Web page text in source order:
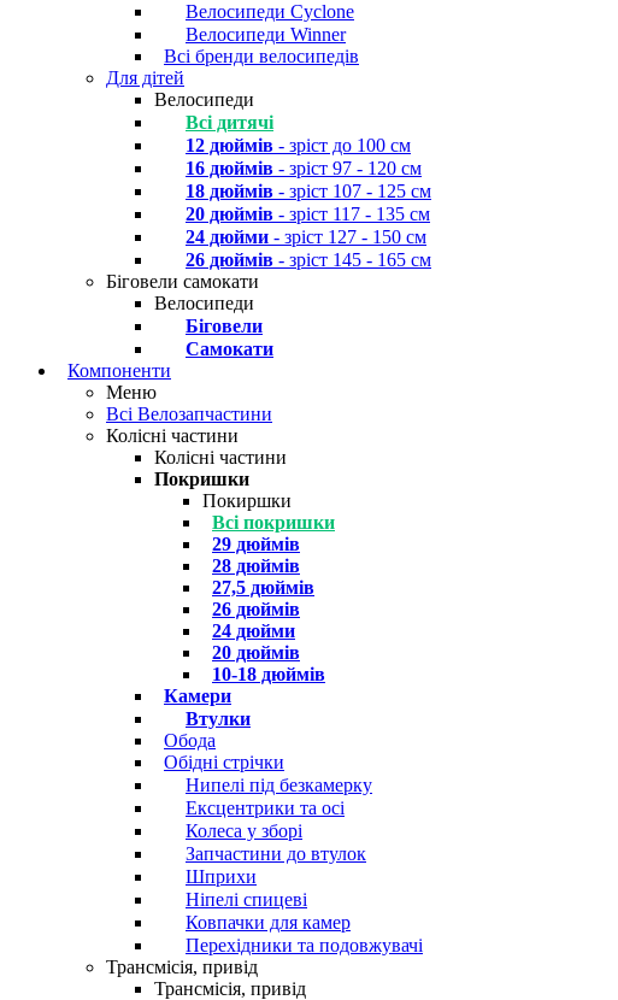
Велосипеди Cyclone
Велосипеди Winner
Всі бренди велосипедів
Для дітей
Велосипеди
Всі дитячі
12 дюймів - зріст до 100 см
16 дюймів - зріст 97 - 120 см
18 дюймів - зріст 107 - 125 см
20 дюймів - зріст 117 - 135 см
24 дюйми - зріст 127 - 150 см
26 дюймів - зріст 145 - 165 см
Біговели самокати
Велосипеди
Біговели
Самокати
Компоненти
Меню
Всі Велозапчастини
Колісні частини
Колісні частини
Покришки
Покиршки
Всі покришки
29 дюймів
28 дюймів
27,5 дюймів
26 дюймів
24 дюйми
20 дюймів
10-18 дюймів
Камери
Втулки
Обода
Обідні стрічки
Нипелі під безкамерку
Ексцентрики та осі
Колеса у зборі
Запчастини до втулок
Шприхи
Ніпелі спицеві
Ковпачки для камер
Перехідники та подовжувачі
Трансмісія, привід
Трансмісія, привід